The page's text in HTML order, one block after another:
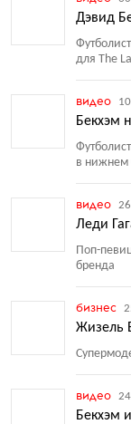
Дэвид
для The
видео
Бекхэм
в нижнем
видео
Леди
Поп-
бренда
бизнес
Жизель
видео
Бекхэм